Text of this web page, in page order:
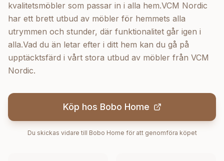
kvalitetsmöbler som passar in i alla hem.VCM Nordic
har ett brett utbud av möbler för hemmets alla
utrymmen och stunder, där funktionalitet går igen i
alla.Vad du än letar efter i ditt hem kan du gå på
upptäcktsfärd i vårt stora utbud av möbler från VCM
Nordic.
Köp hos Bobo Home
Du skickas vidare till Bobo Home för att genomföra köpet